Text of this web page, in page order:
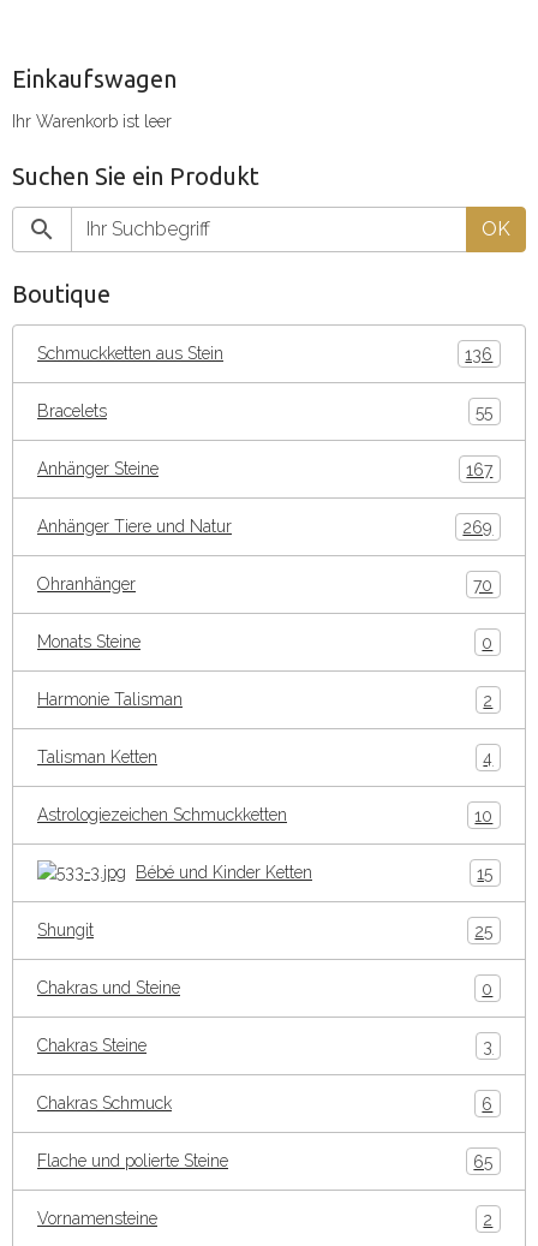
Einkaufswagen
Ihr Warenkorb ist leer
Suchen Sie ein Produkt
OK
Boutique
Schmuckketten aus Stein 136
Bracelets 55
Anhänger Steine 167
Anhänger Tiere und Natur 269
Ohranhänger 70
Monats Steine 0
Harmonie Talisman 2
Talisman Ketten 4
Astrologiezeichen Schmuckketten 10
Bébé und Kinder Ketten 15
Shungit 25
Chakras und Steine 0
Chakras Steine 3
Chakras Schmuck 6
Flache und polierte Steine 65
Vornamensteine 2